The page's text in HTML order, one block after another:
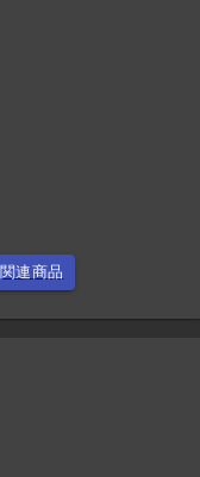
関連商品